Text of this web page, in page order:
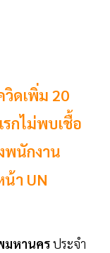
ดเพิ่ม 20
กไม่พบเชื้อ
พนักงาน
า UN
มหานครประจำ